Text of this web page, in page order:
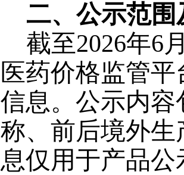
二、公示范围
截至2026年6
医药价格监管
信息。公示内
称、前后境外
息仅用于产品